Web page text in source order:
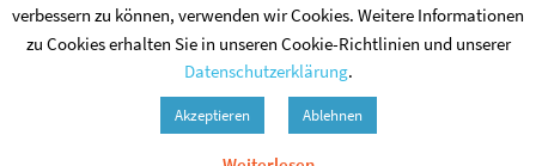
verbessern zu können, verwenden wir Cookies. Weitere Informationen
zu Cookies erhalten Sie in unseren Cookie-Richtlinien und unserer
Datenschutzerklärung.
Akzeptieren Ablehnen